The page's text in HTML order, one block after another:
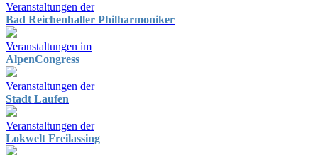
Veranstaltungen der
Bad Reichenhaller Philharmoniker
Veranstaltungen im
AlpenCongress
Veranstaltungen der
Stadt Laufen
Veranstaltungen der
Lokwelt Freilassing